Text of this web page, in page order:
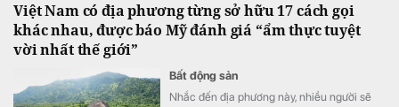
Việt Nam có địa phương từng sở hữu 17 cách gọi
khác nhau, được báo Mỹ đánh giá “ẩm thực tuyệt
vời nhất thế giới”
Bất động sản
Nhắc đến địa phương này, nhiều người sẽ